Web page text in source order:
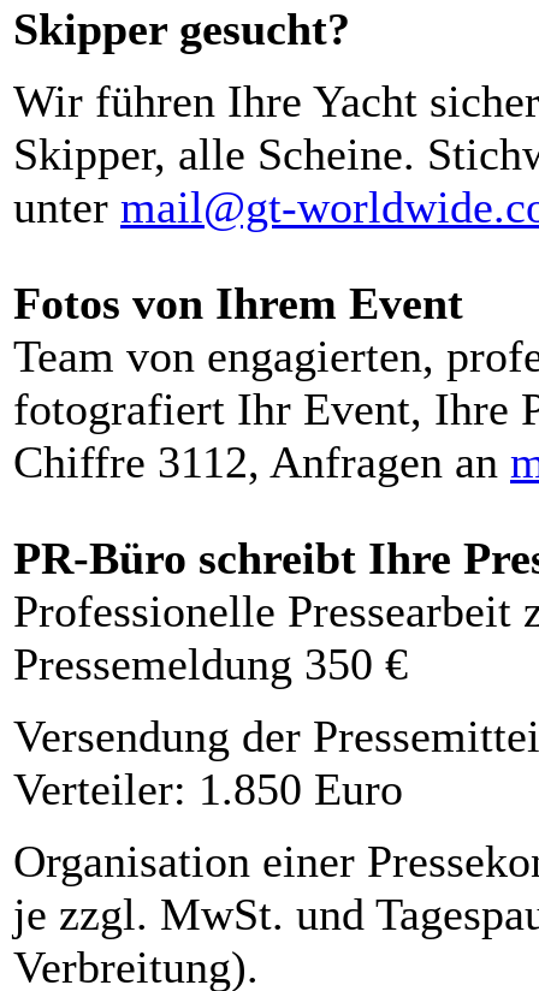
Skipper gesucht?
Wir führen Ihre Yacht
Skipper, alle Scheine.
unter mail@gt-
Fotos von Ihrem Event
Team von engagierten,
fotografiert Ihr Event, Ihre
Chiffre 3112, Anfragen an
PR-Büro schreibt Ihre
Professionelle Pressearbeit
Pressemeldung 350 €
Versendung der
Verteiler: 1.850 Euro
Organisation einer
je zzgl. MwSt. und
Verbreitung).